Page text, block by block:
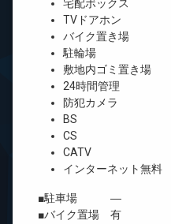
宅配ボックス
TVドアホン
バイク置き場
駐輪場
敷地内ゴミ置き場
24時間管理
防犯カメラ
BS
CS
CATV
インターネット無料
■駐車場 ―
■バイク置場 有